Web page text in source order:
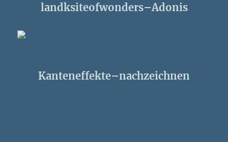
landksiteofwonders–Adonis
Kanteneffekte–nachzeichnen